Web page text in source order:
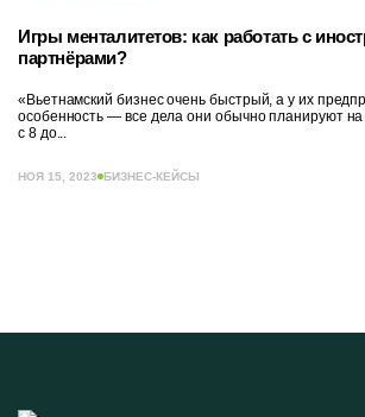
Игры менталитетов: как работать с
партнёрами?
«Вьетнамский бизнес очень быстрый, а у их
особенность — все дела они обычно планируют на
с 8 до...
НОЯ 15, 2023 БИЗНЕС-КЕЙСЫ